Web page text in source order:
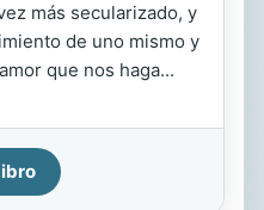
más secularizado, y
de uno mismo y
que nos haga...